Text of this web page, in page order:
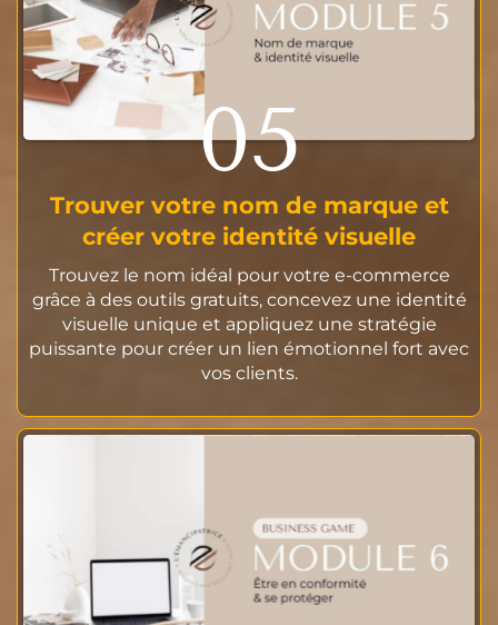
05
Trouver votre nom de marque et
créer votre identité visuelle
Trouvez le nom idéal pour votre e-commerce
grâce à des outils gratuits, concevez une identité
visuelle unique et appliquez une stratégie
puissante pour créer un lien émotionnel fort avec
vos clients.